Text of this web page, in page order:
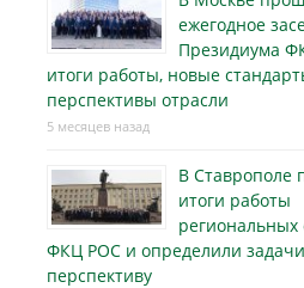
ежегодное
Президиума
итоги работы, новые
перспективы отрасли
5 месяцев назад
В Ставрополе
итоги работы
региональных
ФКЦ РОС и определили
перспективу